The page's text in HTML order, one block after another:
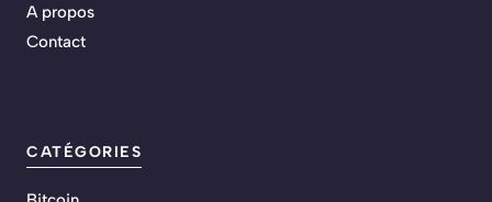
A propos
Contact
CATÉGORIES